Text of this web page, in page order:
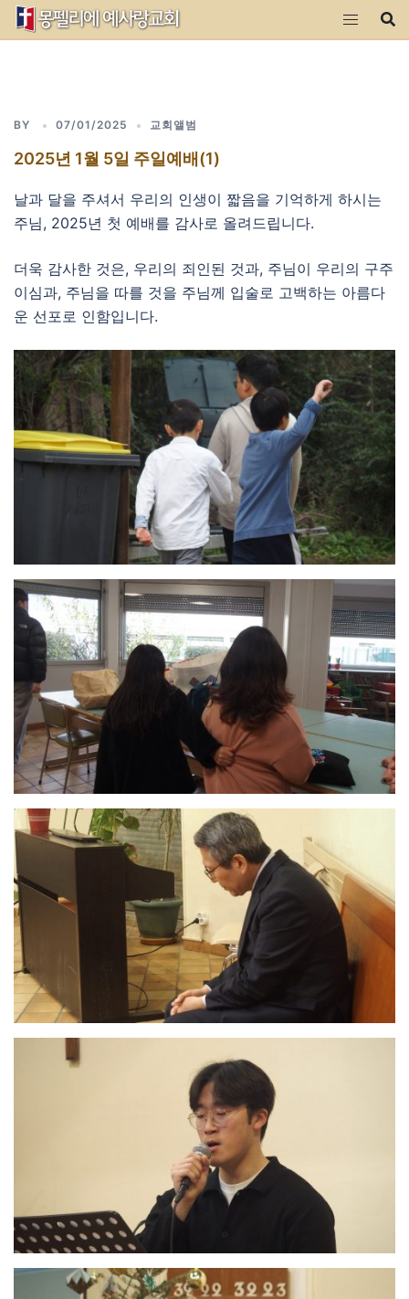
Skip
BY 07/01/2025 교회앨범
2025년 1월 5일 주일예배(1)
날과 달을 주셔서 우리의 인생이 짧음을 기억하게 하시는
주님, 2025년 첫 예배를 감사로 올려드립니다.
더욱 감사한 것은, 우리의 죄인된 것과, 주님이 우리의 구주
이심과, 주님을 따를 것을 주님께 입술로 고백하는 아름다
운 선포로 인함입니다.